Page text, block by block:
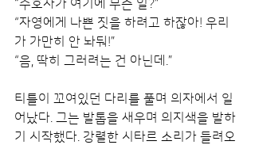
“수호자가 여기에 무슨 일?”
“자영에게 나쁜 짓을 하려고 하잖아! 우리
가 가만히 안 놔둬!”
“음, 딱히 그러려는 건 아닌데.”
티틀이 꼬여있던 다리를 풀며 의자에서 일
어났다. 그는 발톱을 새우며 의지색을 발하
기 시작했다. 강렬한 시타르 소리가 들려오